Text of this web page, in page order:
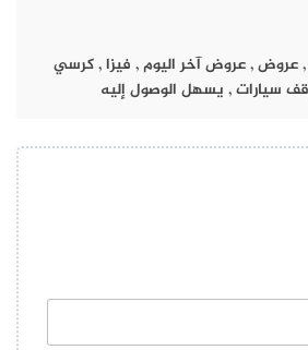
به هو الانطلاق نحو مطعم الحلاب
للغاية في قلب دبي مول مع إطلالة
مع الاضواء المتراقصة، بالإضافة إلى
الطعام المخصصة للأطفال والتوصيل
,عروض,عروض آخر اليوم, فيزا,كرسي
سيارات, يسهل الوصول إليه